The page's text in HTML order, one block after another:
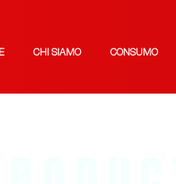
CHI SIAMO CONSUMO